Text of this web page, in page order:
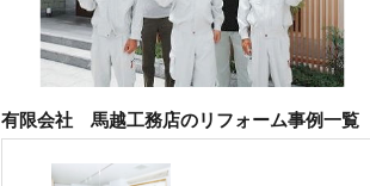
有限会社 馬越工務店のリフォーム事例一覧